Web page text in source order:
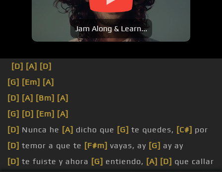
Jam Along & Learn...
[D] [A] [D]
[G] [Em] [A]
[D] [A] [Bm] [A]
[G] [D] [Em] [A]
[D] Nunca he [A] dicho que [G] te quedes, [C#] por
[D] temor a que te [F#m] vayas, ay [G] ay ay
[D] te fuiste y ahora [G] entiendo, [A] [D] que callar